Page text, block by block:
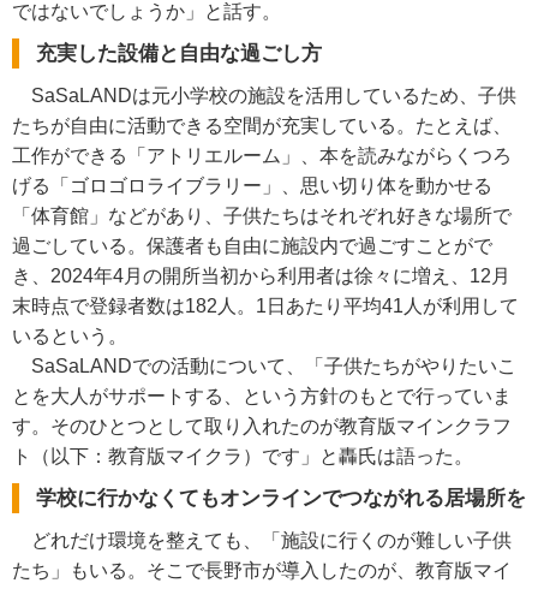
ではないでしょうか」と話す。
充実した設備と自由な過ごし方
SaSaLANDは元小学校の施設を活用しているため、子供
たちが自由に活動できる空間が充実している。たとえば、
工作ができる「アトリエルーム」、本を読みながらくつろ
げる「ゴロゴロライブラリー」、思い切り体を動かせる
「体育館」などがあり、子供たちはそれぞれ好きな場所で
過ごしている。保護者も自由に施設内で過ごすことがで
き、2024年4月の開所当初から利用者は徐々に増え、12月
末時点で登録者数は182人。1日あたり平均41人が利用して
いるという。
SaSaLANDでの活動について、「子供たちがやりたいこ
とを大人がサポートする、という方針のもとで行っていま
す。そのひとつとして取り入れたのが教育版マインクラフ
ト（以下：教育版マイクラ）です」と轟氏は語った。
学校に行かなくてもオンラインでつながれる居場所を
どれだけ環境を整えても、「施設に行くのが難しい子供
たち」もいる。そこで長野市が導入したのが、教育版マイ